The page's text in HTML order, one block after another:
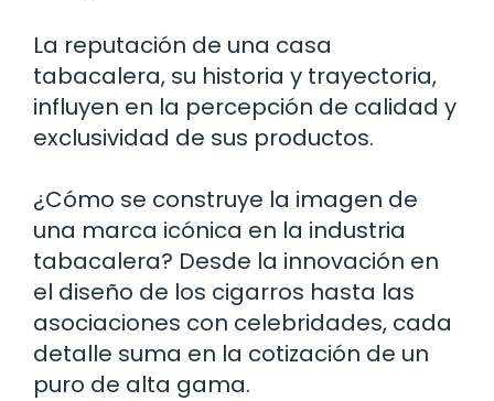
La reputación de una casa
tabacalera, su historia y trayectoria,
influyen en la percepción de calidad y
exclusividad de sus productos.
¿Cómo se construye la imagen de
una marca icónica en la industria
tabacalera? Desde la innovación en
el diseño de los cigarros hasta las
asociaciones con celebridades, cada
detalle suma en la cotización de un
puro de alta gama.